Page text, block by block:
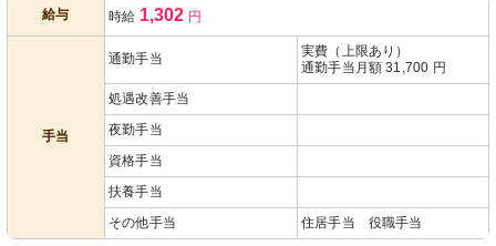
給与 時給 1,302 円
手当
通勤手当
実費（上限あり）
通勤手当月額 31,700 円
処遇改善手当
夜勤手当
資格手当
扶養手当
その他手当
住居手当 役職手当